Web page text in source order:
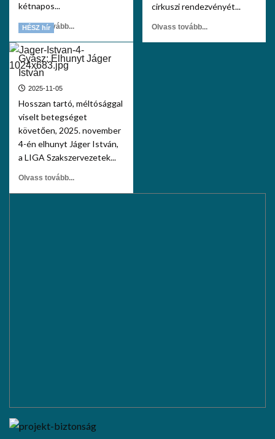
kétnapos...
Olvass tovább...
cirkuszi rendezvényét...
Olvass tovább...
HÉSZ hír
Gyász: Elhunyt Jáger
István
2025-11-05
Hosszan tartó, méltósággal
viselt betegséget
követően, 2025. november
4-én elhunyt Jáger István,
a LIGA Szakszervezetek...
Olvass tovább...